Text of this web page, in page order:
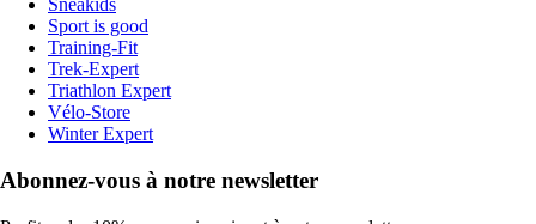
Sneakids
Sport is good
Training-Fit
Trek-Expert
Triathlon Expert
Vélo-Store
Winter Expert
Abonnez-vous à notre newsletter